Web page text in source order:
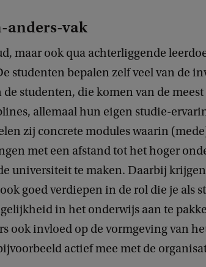
anders-vak
maar ook qua achterliggende
studenten bepalen zelf veel van de
de studenten, die komen van de
allemaal hun eigen studie-
zij concrete modules waarin
met een afstand tot het hoger
universiteit te maken. Daarbij
goed verdiepen in de rol die je als
in het onderwijs aan te
ook invloed op de vormgeving van
actief mee met de